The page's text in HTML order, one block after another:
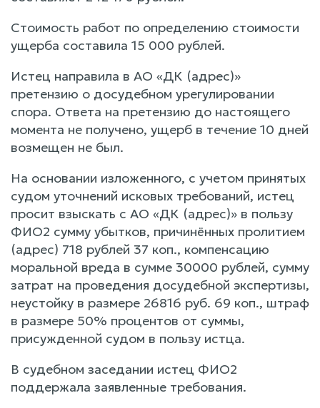
Стоимость работ по определению стоимости
ущерба составила 15 000 рублей.
Истец направила в АО «ДК (адрес)»
претензию о досудебном урегулировании
спора. Ответа на претензию до настоящего
момента не получено, ущерб в течение 10 дней
возмещен не был.
На основании изложенного, с учетом принятых
судом уточнений исковых требований, истец
просит взыскать с АО «ДК (адрес)» в пользу
ФИО2 сумму убытков, причинённых пролитием
(адрес) 718 рублей 37 коп., компенсацию
моральной вреда в сумме 30000 рублей, сумму
затрат на проведения досудебной экспертизы,
неустойку в размере 26816 руб. 69 коп., штраф
в размере 50% процентов от суммы,
присужденной судом в пользу истца.
В судебном заседании истец ФИО2
поддержала заявленные требования.